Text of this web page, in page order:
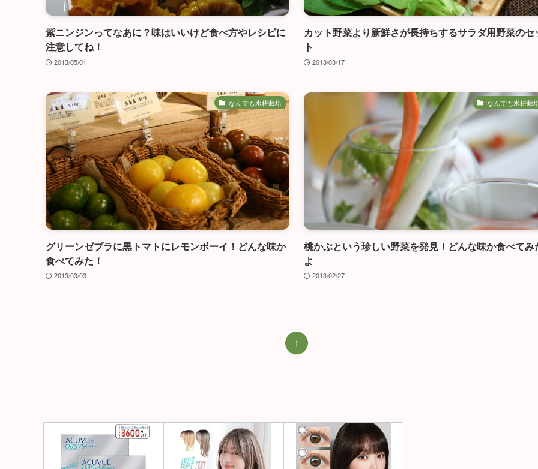
紫ニンジンってなあに？味はいいけど食べ方やレシピに
注意してね！
2013/05/01
カット野菜より新鮮さが長持ちするサラダ用野菜のセ
ト
2013/03/17
なんでも水耕栽培
グリーンゼブラに黒トマトにレモンボーイ！どんな味か
食べてみた！
2013/03/03
なんでも水耕栽
桃かぶという珍しい野菜を発見！どんな味か食べてみ
よ
2013/02/27
1